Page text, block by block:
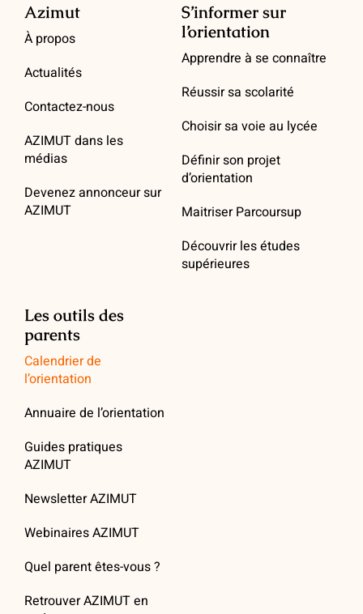
Azimut
À propos
Actualités
Contactez-nous
AZIMUT dans les
médias
Devenez annonceur sur
AZIMUT
S’informer sur
l’orientation
Apprendre à se connaître
Réussir sa scolarité
Choisir sa voie au lycée
Définir son projet
d’orientation
Maitriser Parcoursup
Découvrir les études
supérieures
Les outils des
parents
Calendrier de
l’orientation
Annuaire de l’orientation
Guides pratiques
AZIMUT
Newsletter AZIMUT
Webinaires AZIMUT
Quel parent êtes-vous ?
Retrouver AZIMUT en